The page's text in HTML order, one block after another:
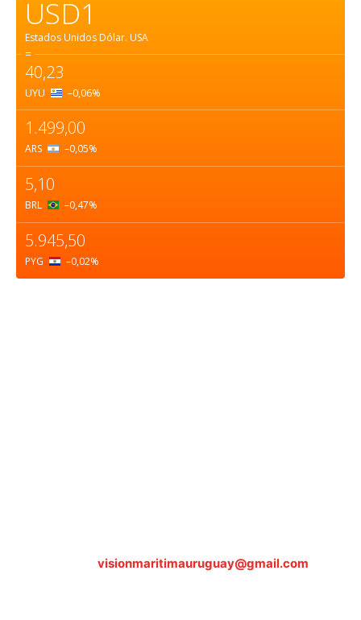
USD1
Estados Unidos Dólar. USA
=
40,23
UYU –0,06%
1.499,00
ARS –0,05%
5,10
BRL –0,47%
5.945,50
PYG –0,02%
visionmaritimauruguay@gmail.com